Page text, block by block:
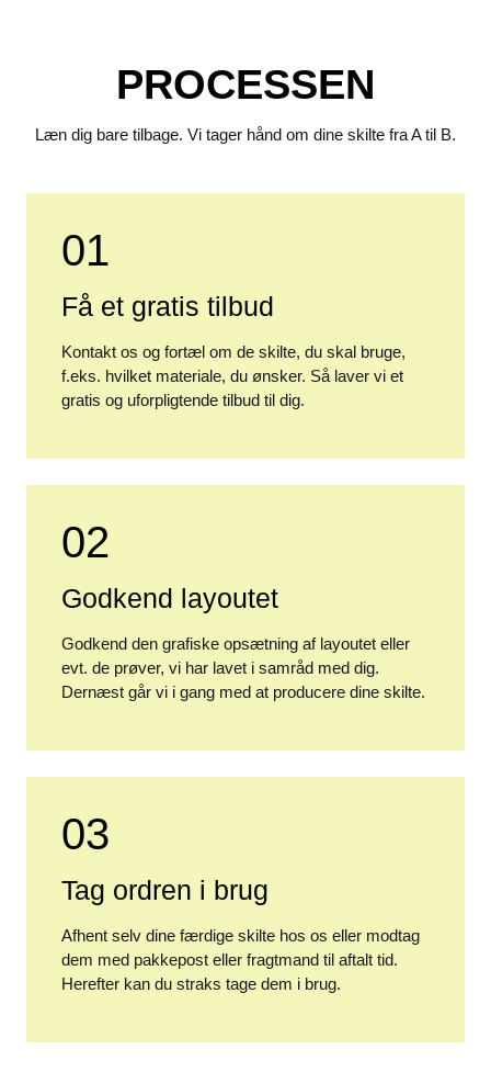
PROCESSEN
Læn dig bare tilbage. Vi tager hånd om dine skilte fra A til B.
01
Få et gratis tilbud
Kontakt os og fortæl om de skilte, du skal bruge,
f.eks. hvilket materiale, du ønsker. Så laver vi et
gratis og uforpligtende tilbud til dig.
02
Godkend layoutet
Godkend den grafiske opsætning af layoutet eller
evt. de prøver, vi har lavet i samråd med dig.
Dernæst går vi i gang med at producere dine skilte.
03
Tag ordren i brug
Afhent selv dine færdige skilte hos os eller modtag
dem med pakkepost eller fragtmand til aftalt tid.
Herefter kan du straks tage dem i brug.